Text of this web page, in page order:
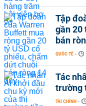
Tập
gần 20
bán
QUỐC TẾ -
Tác
trường
TÀI CHÍNH -